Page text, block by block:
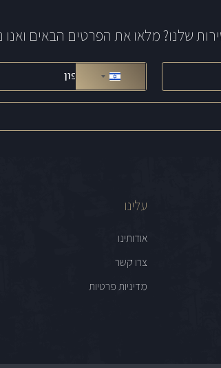
שלנו? מלאו את הפרטים הבאים
טלפון
(חובה)ישראל +972
עלינו
אודותינו
צרו קשר
מדיניות פרטיות